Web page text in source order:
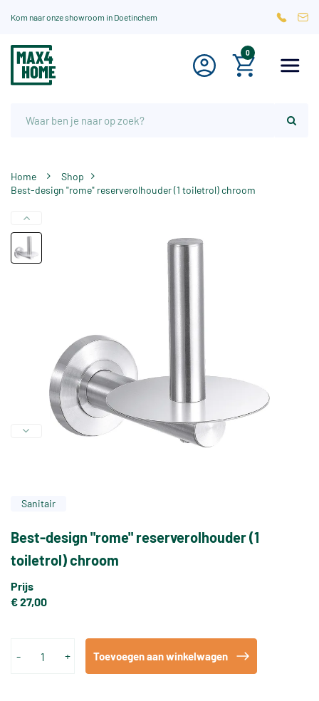
Kom naar onze showroom in Doetinchem
0
Home
Shop
Best-design "rome" reserverolhouder (1 toiletrol) chroom
Sanitair
Best-design "rome" reserverolhouder (1
toiletrol) chroom
Prijs
€ 27,00
- + Toevoegen aan winkelwagen